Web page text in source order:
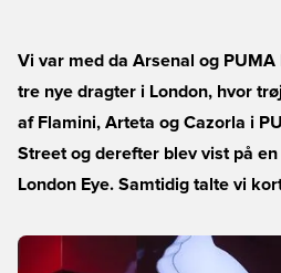
Vi var med da Arsenal og
tre nye dragter i London, hvor
af Flamini, Arteta og Cazorla i
Street og derefter blev vist på
London Eye. Samtidig talte vi